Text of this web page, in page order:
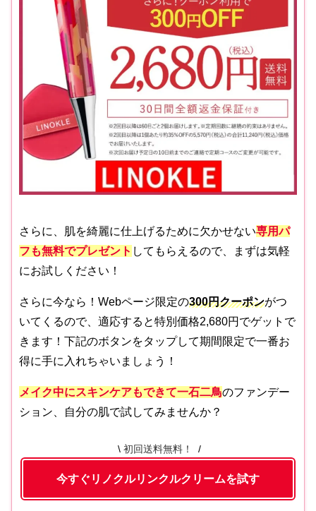
さらに、肌を綺麗に仕上げるために欠かせない専用パ
フも無料でプレゼント してもらえるので、まずは気軽
にお試しください！
さらに今なら！Webページ限定の300円クーポンがつ
いてくるので、適応すると特別価格2,680円でゲットで
きます！下記のボタンをタップして期間限定で一番お
得に手に入れちゃいましょう！
メイク中にスキンケアもできて一石二鳥のファンデー
ション、自分の肌で試してみませんか？
初回送料無料！
今すぐリノクルリンクルクリームを試す